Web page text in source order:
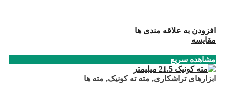
افزودن به علاقه مندی ها
مقایسه
مشاهده سریع
ابزارهای تراشکاری, مته ته کونیک, مته ها